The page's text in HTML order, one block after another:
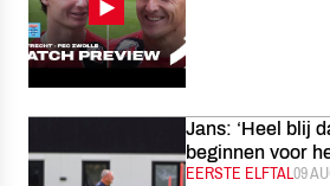
Jans: ‘Heel blij
beginnen voor
CATEGORIE:
EERSTE ELFTAL09